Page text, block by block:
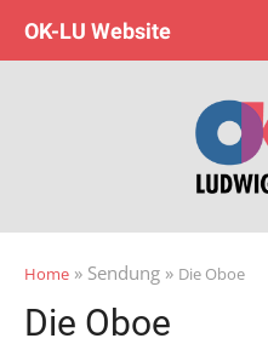
OK-LU Website
Home » Sendung » Die Oboe
Die Oboe